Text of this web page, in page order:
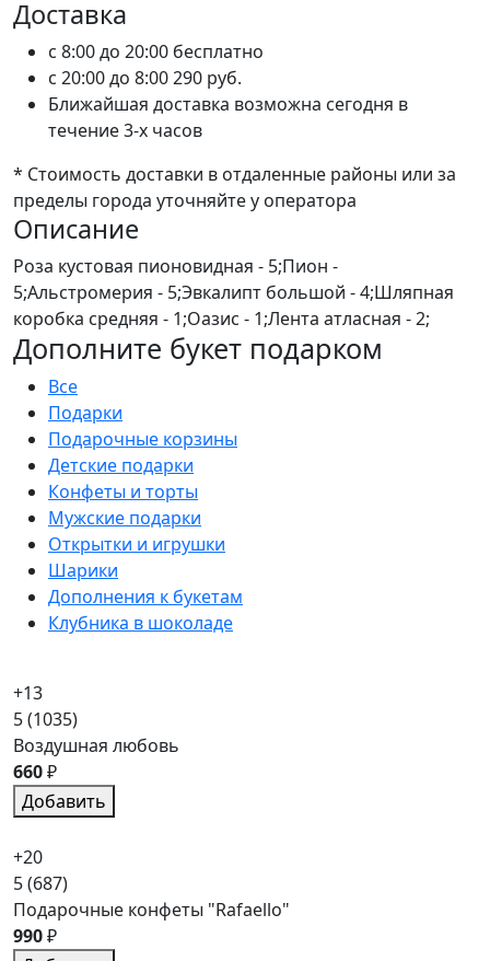
Доставка
c 8:00 до 20:00 бесплатно
c 20:00 до 8:00290 руб.
Ближайшая доставка возможна сегодня в
течение 3-х часов
* Стоимость доставки в отдаленные районы или за
пределы города уточняйте у оператора
Описание
Роза кустовая пионовидная - 5;Пион -
5;Альстромерия - 5;Эвкалипт большой - 4;Шляпная
коробка средняя - 1;Оазис - 1;Лента атласная - 2;
Дополните букет подарком
Все
Подарки
Подарочные корзины
Детские подарки
Конфеты и торты
Мужские подарки
Открытки и игрушки
Шарики
Дополнения к букетам
Клубника в шоколаде
+13
5(1035)
Воздушная любовь
660₽
Добавить
+20
5(687)
Подарочные конфеты "Rafaello"
990₽